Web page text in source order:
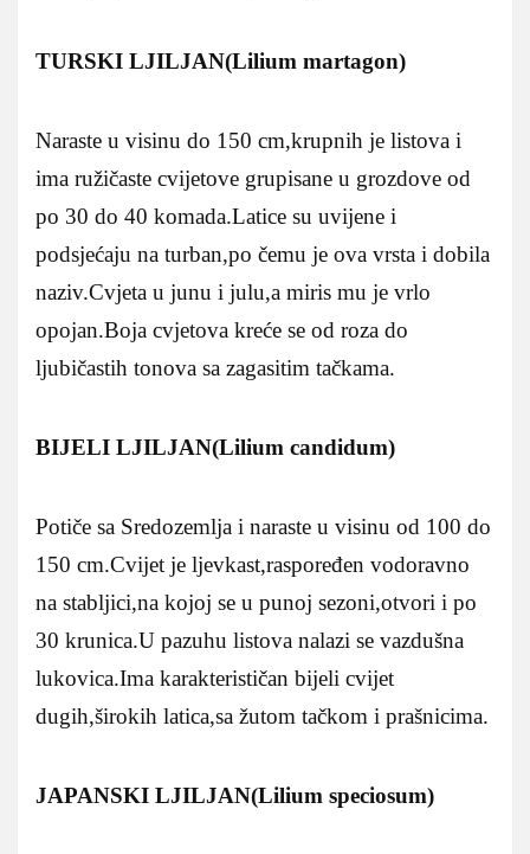
TURSKI LJILJAN(Lilium martagon)
Naraste u visinu do 150 cm,krupnih je listova i
ima ružičaste cvijetove grupisane u grozdove od
po 30 do 40 komada.Latice su uvijene i
podsjećaju na turban,po čemu je ova vrsta i dobila
naziv.Cvjeta u junu i julu,a miris mu je vrlo
opojan.Boja cvjetova kreće se od roza do
ljubičastih tonova sa zagasitim tačkama.
BIJELI LJILJAN(Lilium candidum)
Potiče sa Sredozemlja i naraste u visinu od 100 do
150 cm.Cvijet je ljevkast,raspoređen vodoravno
na stabljici,na kojoj se u punoj sezoni,otvori i po
30 krunica.U pazuhu listova nalazi se vazdušna
lukovica.Ima karakterističan bijeli cvijet
dugih,širokih latica,sa žutom tačkom i prašnicima.
JAPANSKI LJILJAN(Lilium speciosum)